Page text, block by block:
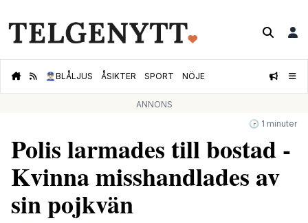
👮🏻‍♂️BLÅLJUS ÅSIKTER SPORT NÖJE
ANNONS
🕝 1 minuter
Polis larmades till bostad -
Kvinna misshandlades av
sin pojkvän